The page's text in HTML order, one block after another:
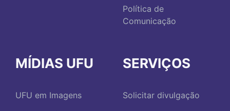
Política de
Comunicação
MÍDIAS UFU
UFU em Imagens
SERVIÇOS
Solicitar divulgação